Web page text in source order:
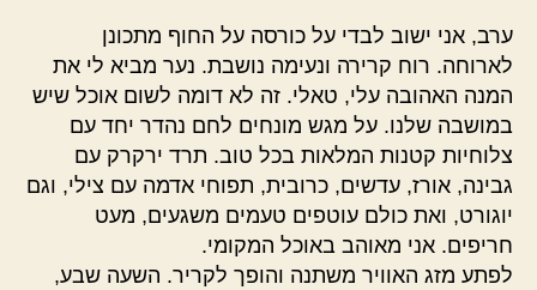
ערב, אני ישוב לבדי על כורסה על החוף מתכונן
לארוחה. רוח קרירה ונעימה נושבת. נער מביא לי את
המנה האהובה עלי, טאלי. זה לא דומה לשום אוכל שיש
במושבה שלנו. על מגש מונחים לחם נהדר יחד עם
צלוחיות קטנות המלאות בכל טוב. תרד ירקרק עם
גבינה, אורז, עדשים, כרובית, תפוחי אדמה עם צילי, וגם
יוגורט, ואת כולם עוטפים טעמים משגעים, מעט
חריפים. אני מאוהב באוכל המקומי.
לפתע מזג האוויר משתנה והופך לקריר. השעה שבע,